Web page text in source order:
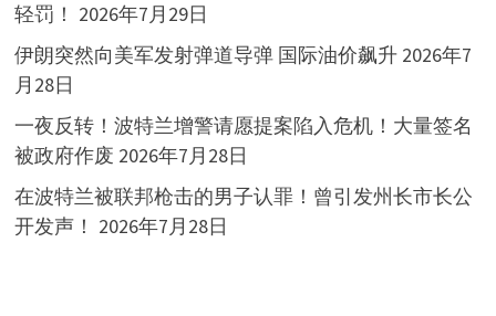
轻罚！ 2026年7月29日
伊朗突然向美军发射弹道导弹 国际油价飙升 2026年7
月28日
一夜反转！波特兰增警请愿提案陷入危机！大量签名
被政府作废 2026年7月28日
在波特兰被联邦枪击的男子认罪！曾引发州长市长公
开发声！ 2026年7月28日